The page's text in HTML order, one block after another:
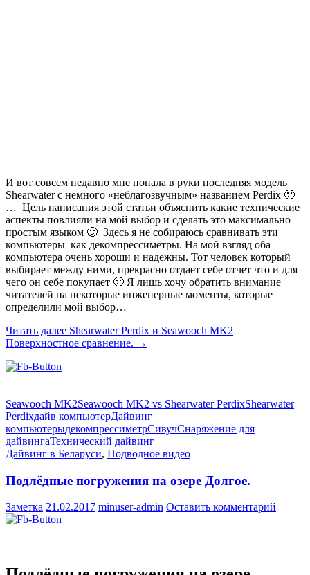
И вот совсем недавно мне попала в руки последняя модель
Shearwater с немного «неблагозвучным» названием Perdix 🙂
… Цель написания этой статьи объяснить какие технические
аспекты повлияли на мой выбор и сделать это максимально
простым языком 🙂 Здесь я не собираюсь сравнивать эти
компьютеры как декомпрессиметры. На мой взгляд оба
компьютера очень хороши и надежны. Тот человек который
выбирает между ними, прекрасно отдает себе отчет что и для
чего он себе покупает 🙂 Я лишь хочу обратить внимание
читателей на некоторые инженерные моменты, которые
определили мой выбор…
Читать далее Shearwater Perdix и Seawooch MK2
Поверхностное сравнение. →
Seawooch MK2Seawooch MK2 vs Shearwater PerdixShearwater
Perdixдайв компьютерДайвинг
компьютерыдекомпрессиметрСивучСнаряжение для
дайвингаТехнический дайвинг
Дайвинг в Беларуси, Подводное видео
Подлёдные погружения на озере Долгое.
Заметка 21.02.2017 minuser-admin Оставить комментарий